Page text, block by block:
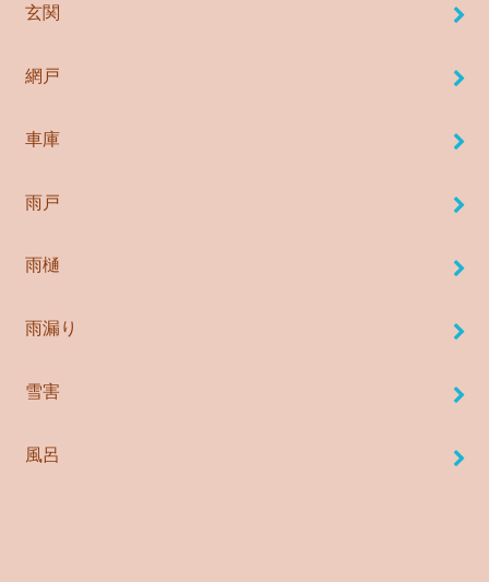
玄関
網戸
車庫
雨戸
雨樋
雨漏り
雪害
風呂